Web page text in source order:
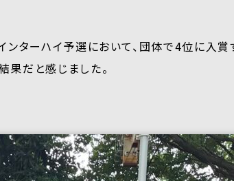
ターハイ予選において、団体で4位に入賞
果だと感じました。